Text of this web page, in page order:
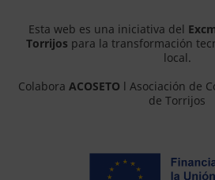
Esta web es una iniciativa del
Torrijos para la transformación
local.
Colabora ACOSETO l Asociación de
de Torrijos